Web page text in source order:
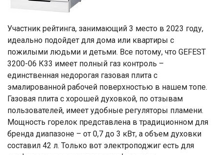
Участник рейтинга, занимающий 3 место в 2023 году,
идеально подойдет для дома или квартиры с
пожилыми людьми и детьми. Все потому, что GEFEST
3200-06 К33 имеет полный газ контроль –
единственная недорогая газовая плита с
эмалированной рабочей поверхностью в нашем топе.
Газовая плита с хорошей духовкой, по отзывам
пользователей, имеет удобные регуляторы пламени.
Мощность горелок представлена в традиционном для
бренда диапазоне – от 0,7 до 3 кВт, а объем духовки
составил 42 л. Только вот электроподжиг есть для